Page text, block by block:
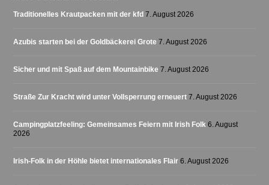
Traditionelles Krautpacken mit der kfd 7. August 2026
Azubis starten bei der Goldbäckerei Grote 7. August 2026
Sicher und mit Spaß auf dem Mountainbike 7. August 2026
Straße Zur Kracht wird unter Vollsperrung erneuert 7. August 2026
Campingplatzfeeling: Gemeinsames Feiern mit Irish Folk 6. August
2026
Irish-Folk in der Höhle bietet internationales Flair 6. August 2026